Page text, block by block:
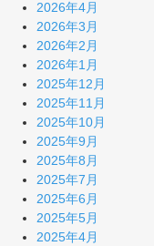
2026年4月
2026年3月
2026年2月
2026年1月
2025年12月
2025年11月
2025年10月
2025年9月
2025年8月
2025年7月
2025年6月
2025年5月
2025年4月